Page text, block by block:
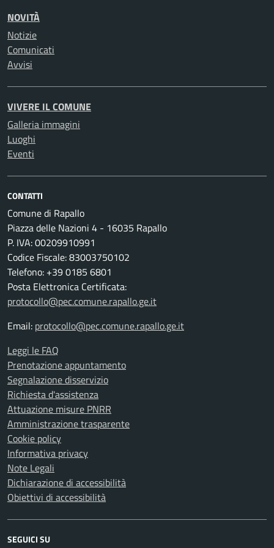
NOVITÀ
Notizie
Comunicati
Avvisi
VIVERE IL COMUNE
Galleria immagini
Luoghi
Eventi
CONTATTI
Comune di Rapallo
Piazza delle Nazioni 4 - 16035 Rapallo
P. IVA: 00209910991
Codice Fiscale: 83003750102
Telefono: +39 0185 6801
Posta Elettronica Certificata:
protocollo@pec.comune.rapallo.ge.it
Email: protocollo@pec.comune.rapallo.ge.it
Leggi le FAQ
Prenotazione appuntamento
Segnalazione disservizio
Richiesta d'assistenza
Attuazione misure PNRR
Amministrazione trasparente
Cookie policy
Informativa privacy
Note Legali
Dichiarazione di accessibilità
Obiettivi di accessibilità
SEGUICI SU